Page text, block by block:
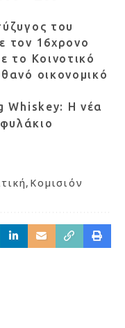
του
τον 16χρονο
το Κοινοτικό
οικονομικό
Whiskey: Η νέα
Κομισιόν